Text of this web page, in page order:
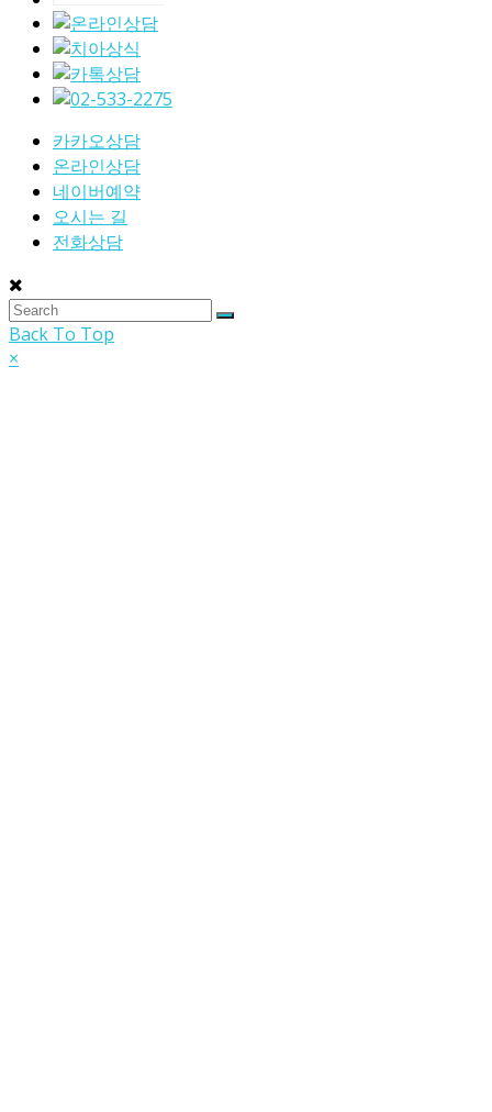
카카오상담
온라인상담
네이버예약
오시는 길
전화상담
Back To Top
×